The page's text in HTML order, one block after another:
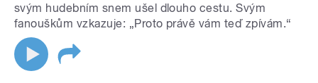
svým hudebním snem ušel dlouho cestu. Svým
fanouškům vzkazuje: „Proto právě vám teď zpívám.“